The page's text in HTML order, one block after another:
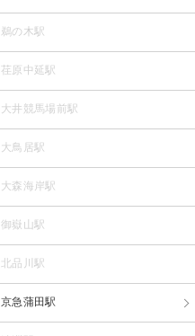
鵜の木駅
荏原中延駅
大井競馬場前駅
大鳥居駅
大森海岸駅
御嶽山駅
北品川駅
京急蒲田駅